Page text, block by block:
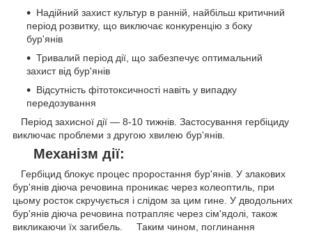
Надійний захист культур в ранній, найбільш критичний
період розвитку, що виключає конкуренцію з боку
бур'янів
Тривалий період дії, що забезпечує оптимальний
захист від бур'янів
Відсутність фітотоксичності навіть у випадку
передозування
Період захисної дії — 8-10 тижнів. Застосування гербіциду
виключає проблеми з другою хвилею бур'янів.
Механізм дії:
Гербіцид блокує процес проростання бур'янів. У злакових
бур'янів діюча речовина проникає через колеоптиль, при
цьому росток скручується і слідом за цим гине. У дводольних
бур'янів діюча речовина потрапляє через сім'ядолі, також
викликаючи їх загибель. Таким чином, поглинання